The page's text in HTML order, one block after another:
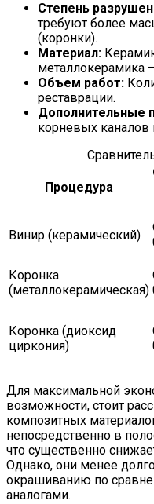
Степень
требуют более
(коронки).
Материал:
металлокерамика
Объем работ:
реставрации.
Дополнительные
корневых каналов
Процедура
Винир (керамический)
Коронка
(металлокерамическая)
Коронка (диоксид
циркония)
Для максимальной
возможности, стоит
композитных
непосредственно в
что существенно
Однако, они менее
окрашиванию по
аналогами.